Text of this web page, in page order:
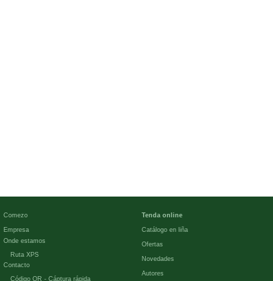
Comezo
Empresa
Onde estamos
Ruta XPS
Contacto
Código QR - Cáptura rápida
Tenda online
Catálogo en liña
Ofertas
Novedades
Autores